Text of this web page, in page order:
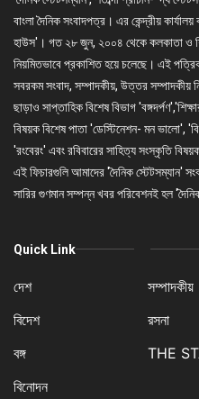
বাংলা দৈনিক সংবাদপত্র। এর কেন্দ্রীয়
হাউস'। গত ২৮ জুন, ২০০৪ থেকে কলকাতা ও
নিয়মিতভাবে প্রকাশিত হয়ে চলেছে। এই
সবরকম সংবাদ, সম্পাদকীয়, উত্তর সম্পাদকীয়
ছাড়াও সাপ্তাহিক বিশেষ বিভাগ
বিষয়ক বিশেষ পাতা 'ডেস্টিনেশন- মন ভালো',
'রংবেরং' এবং রবিবারের সাহিত্য সংস্কৃতি
এই ফিচারগুলি আমাদের 'দৈনিক স্টেটসম্যান'
সারির গুণমান সম্পন্ন খবর পরিবেশনই হল
Quick Link
দেশ
বিদেশ
বঙ্গ
বিনোদন
সম্পাদকীয়
রসনা
THE